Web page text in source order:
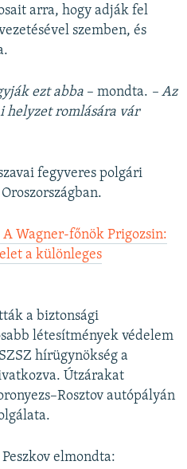
arra, hogy adják fel
szemben, és
ezt abba – mondta. – Az
helyzet romlására vár
fegyveres polgári
A Wagner-főnök Prigozsin:
a különleges
a biztonsági
létesítmények védelem
hírügynökség a
Útzárakat
autópályán
elmondta: